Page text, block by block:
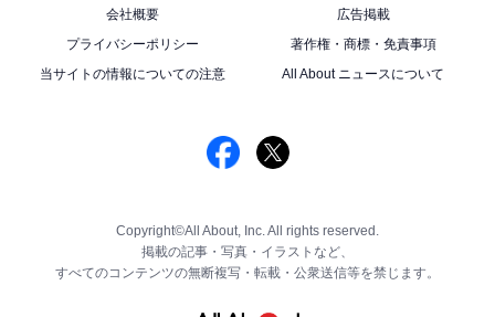
会社概要
広告掲載
プライバシーポリシー
著作権・商標・免責事項
当サイトの情報についての注意
All About ニュースについて
Copyright©All About, Inc. All rights reserved.
掲載の記事・写真・イラストなど、
すべてのコンテンツの無断複写・転載・公衆送信等を禁じます。